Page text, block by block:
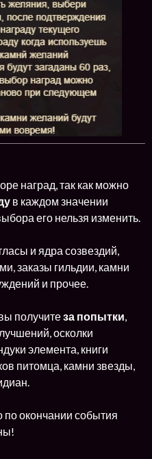
наград, так как можно
в каждом значении
его нельзя изменить.
и ядра созвездий,
заказы гильдии, камни
и прочее.
получитеза попытки
осколки
элемента, книги
питомца, камни звезды,
по окончании события